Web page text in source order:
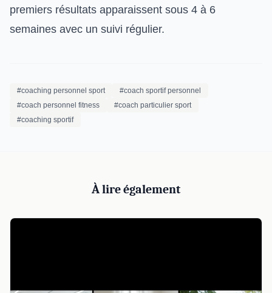
premiers résultats apparaissent sous 4 à 6
semaines avec un suivi régulier.
#coaching personnel sport
#coach sportif personnel
#coach personnel fitness
#coach particulier sport
#coaching sportif
À lire également